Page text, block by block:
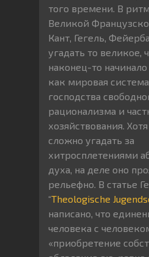
того времени. В
Великой
Кант, Гегель,
угадать то великое,
наконец-то
как мировая
господства
рационализма и
хозяйствования.
сложно угадать за
хитросплетениями
духа, на деле оно
рельефно. В статье
“Theologische
написано, что
человека с
«приобретение